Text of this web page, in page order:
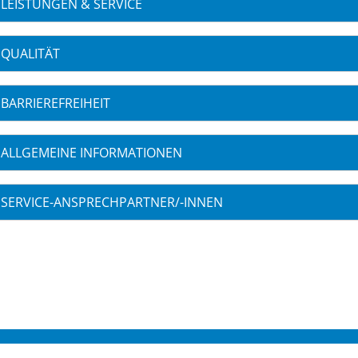
LEISTUNGEN & SERVICE
QUALITÄT
BARRIEREFREIHEIT
ALLGEMEINE INFORMATIONEN
SERVICE-ANSPRECHPARTNER/-INNEN